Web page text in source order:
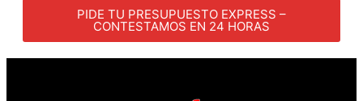
PIDE TU PRESUPUESTO EXPRESS –
CONTESTAMOS EN 24 HORAS